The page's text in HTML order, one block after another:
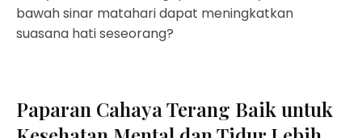
bawah sinar matahari dapat meningkatkan
suasana hati seseorang?
Paparan Cahaya Terang Baik untuk